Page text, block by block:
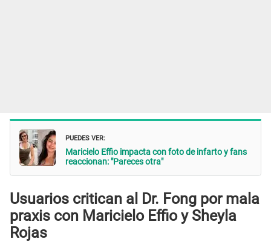
PUEDES VER:
Maricielo Effio impacta con foto de infarto y fans
reaccionan: "Pareces otra"
Usuarios critican al Dr. Fong por mala
praxis con Maricielo Effio y Sheyla
Rojas